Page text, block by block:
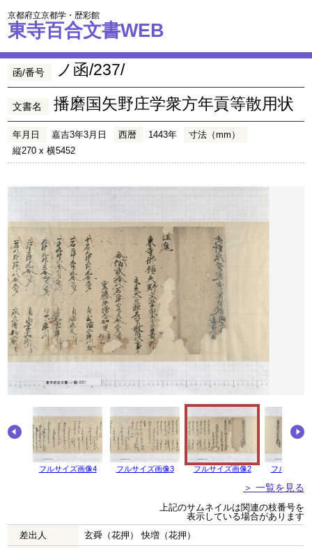
京都府立京都学・歴彩館
東寺百合文書WEB
函/番号 ノ函/237/
文書名 播磨国矢野庄学衆方年貢等散用状
年月日 嘉吉3年3月日 西暦 1443年
寸法（mm）
縦270 x 横5452
フルサイズ画像4 フルサイズ画像3 フルサイズ画像2 フルサイズ
＞ 一覧を見る
上記のサムネイルは関連の枝番号を
表示している場合があります
差出人
玄舜（花押） 快増（花押）